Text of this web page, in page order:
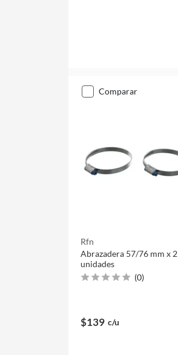
comparar
Rfn
Abrazadera 57/76 mm x 2
unidades
(0)
$139 c/u